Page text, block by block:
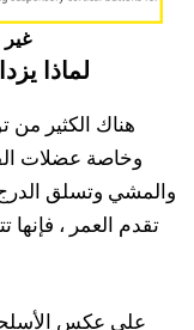
لماذا
هناك الكثير
وخاصة عضلات
والمشي وتسلق الدرج
تقدم العمر ،
على عكس